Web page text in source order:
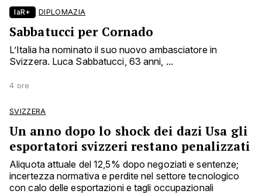
laR+ DIPLOMAZIA
Sabbatucci per Cornado
L’Italia ha nominato il suo nuovo ambasciatore in
Svizzera. Luca Sabbatucci, 63 anni, ...
4 ore
SVIZZERA
Un anno dopo lo shock dei dazi Usa gli
esportatori svizzeri restano penalizzati
Aliquota attuale del 12,5% dopo negoziati e sentenze;
incertezza normativa e perdite nel settore tecnologico
con calo delle esportazioni e tagli occupazionali